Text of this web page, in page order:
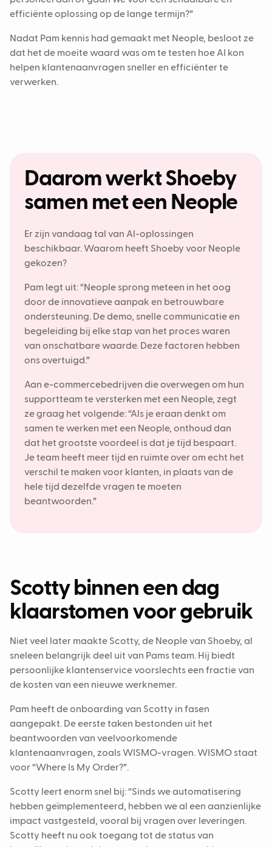
efficiënte oplossing op de lange termijn?”
Nadat Pam kennis had gemaakt met Neople, besloot ze
dat het de moeite waard was om te testen hoe AI kon
helpen klantenaanvragen sneller en efficiënter te
verwerken.
Daarom werkt Shoeby
samen met een Neople
Er zijn vandaag tal van Al-oplossingen
beschikbaar. Waarom heeft Shoeby voor Neople
gekozen?
Pam legt uit: “Neople sprong meteen in het oog
door de innovatieve aanpak en betrouwbare
ondersteuning. De demo, snelle communicatie en
begeleiding bij elke stap van het proces waren
van onschatbare waarde. Deze factoren hebben
ons overtuigd.”
Aan e-commercebedrijven die overwegen om hun
supportteam te versterken met een Neople, zegt
ze graag het volgende: “Als je eraan denkt om
samen te werken met een Neople, onthoud dan
dat het grootste voordeel is dat je tijd bespaart.
Je team heeft meer tijd en ruimte over om echt het
verschil te maken voor klanten, in plaats van de
hele tijd dezelfde vragen te moeten
beantwoorden.”
Scotty binnen een dag
klaarstomen voor gebruik
Niet veel later maakte Scotty, de Neople van Shoeby, al
sneleen belangrijk deel uit van Pams team. Hij biedt
persoonlijke klantenservice voorslechts een fractie van
de kosten van een nieuwe werknemer.
Pam heeft de onboarding van Scotty in fasen
aangepakt. De eerste taken bestonden uit het
beantwoorden van veelvoorkomende
klantenaanvragen, zoals WISMO-vragen. WISMO staat
voor “Where Is My Order?”.
Scotty leert enorm snel bij: “Sinds we automatisering
hebben geïmplementeerd, hebben we al een aanzienlijke
impact vastgesteld, vooral bij vragen over leveringen.
Scotty heeft nu ook toegang tot de status van